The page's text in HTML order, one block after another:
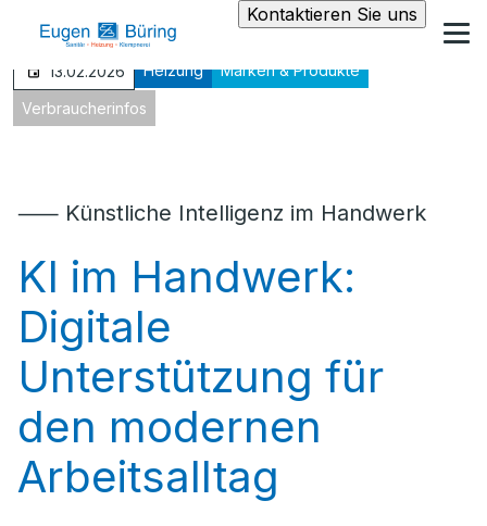
Kontaktieren Sie uns
13.02.2026 Heizung Marken & Produkte
Verbraucherinfos
⸺ Künstliche Intelligenz im Handwerk
KI im Handwerk:
Digitale
Unterstützung für
den modernen
Arbeitsalltag